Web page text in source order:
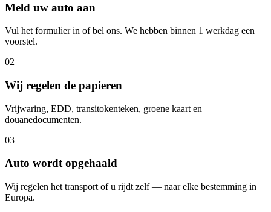
Meld uw auto aan
Vul het formulier in of bel ons. We hebben binnen 1 werkdag een
voorstel.
02
Wij regelen de papieren
Vrijwaring, EDD, transitokenteken, groene kaart en
douanedocumenten.
03
Auto wordt opgehaald
Wij regelen het transport of u rijdt zelf — naar elke bestemming in
Europa.